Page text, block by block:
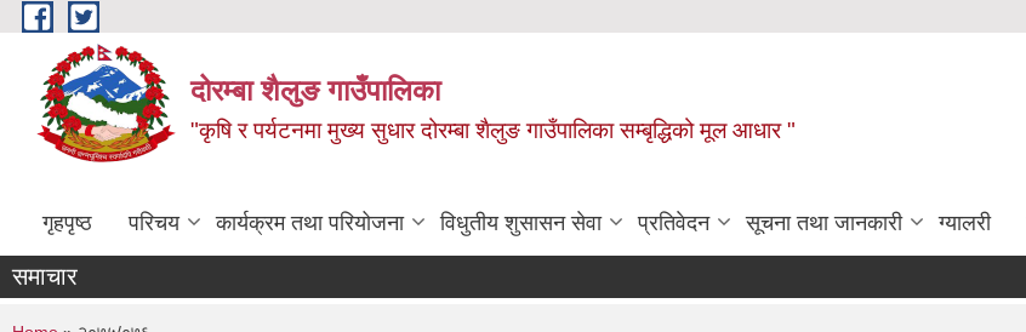
Skip to main content
दोरम्बा शैलुङ गाउँपालिका
"कृषि र पर्यटनमा मुख्य सुधार दोरम्बा शैलुङ गाउँपालिका सम्बृद्धिको मूल आधार "
गृहपृष्ठ परिचय कार्यक्रम तथा परियोजना विधुतीय शुसासन सेवा प्रतिवेदन सूचना तथा जानकारी ग्यालरी
समाचार